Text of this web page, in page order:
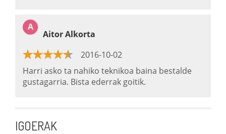
A
Aitor Alkorta
2016-10-02
Harri asko ta nahiko teknikoa baina bestalde
gustagarria. Bista ederrak goitik.
IGOERAK